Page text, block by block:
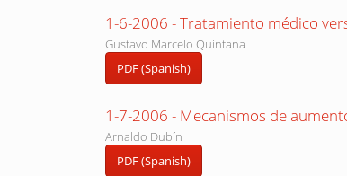
1-6-2006 - Tratamiento médico
Gustavo Marcelo Quintana
PDF (Spanish)
1-7-2006 - Mecanismos de
Arnaldo Dubín
PDF (Spanish)